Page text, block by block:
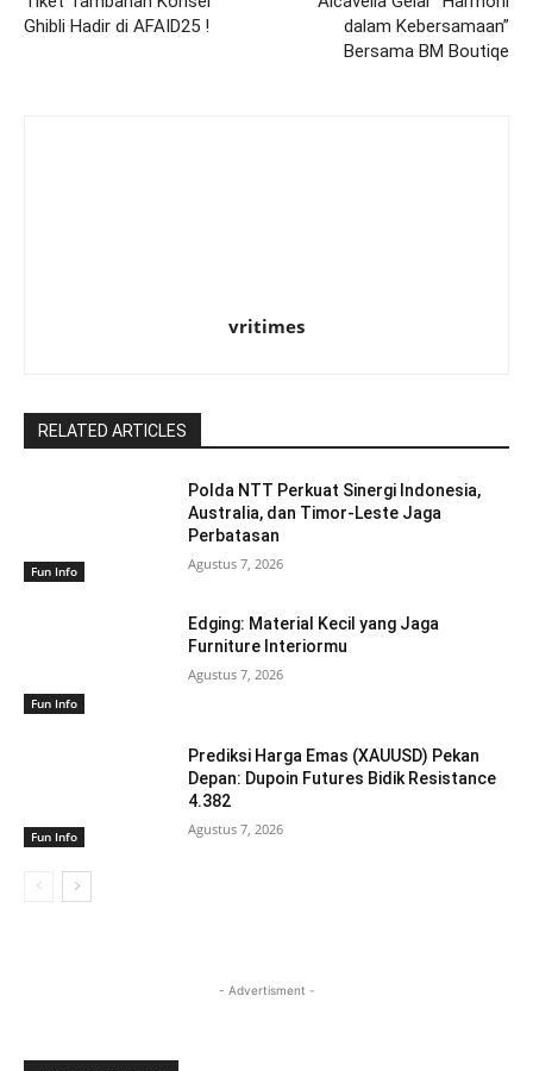
Ghibli Hadir di AFAID25 !
dalam Kebersamaan”
Bersama BM Boutiqe
vritimes
RELATED ARTICLES
Fun Info
Polda NTT Perkuat Sinergi Indonesia,
Australia, dan Timor-Leste Jaga
Perbatasan
Agustus 7, 2026
Fun Info
Edging: Material Kecil yang Jaga
Furniture Interiormu
Agustus 7, 2026
Fun Info
Prediksi Harga Emas (XAUUSD) Pekan
Depan: Dupoin Futures Bidik Resistance
4.382
Agustus 7, 2026
- Advertisment -